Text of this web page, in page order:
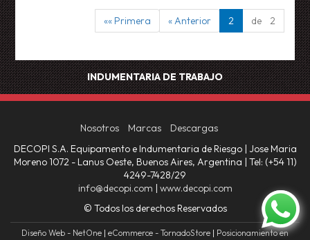
«« Primera « Anterior 2 de 2
INDUMENTARIA DE TRABAJO
Nosotros Marcas
Descargas
DECOPI S.A. Equipamento e Indumentaria de Riesgo | Jose Maria
Moreno 1072 - Lanus Oeste, Buenos Aires, Argentina | Tel: (+54 11)
4249-7428/29
info@decopi.com | www.decopi.com
© Todos los derechos Reservados
Diseño Web - NetOne | eCommerce - TornadoStore | Posicionamiento en